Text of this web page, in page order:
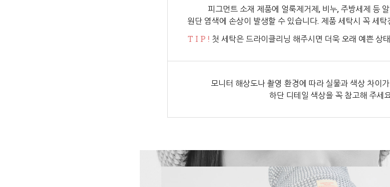
피그먼트 소재 제품에 얼룩제거제, 비누, 주방세제 등
원단 염색에 손상이 발생할 수 있습니다. 제품 세탁시 꼭 세
T I P ! 첫 세탁은 드라이클리닝 해주시면 더욱 오래 예쁜 상
모니터 해상도나 촬영 환경에 따라 실물과 색상 차이
하단 디테일 색상을 꼭 참고해 주세